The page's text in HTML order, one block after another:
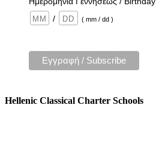
/
( mm / dd )
Hellenic Classical Charter Schools